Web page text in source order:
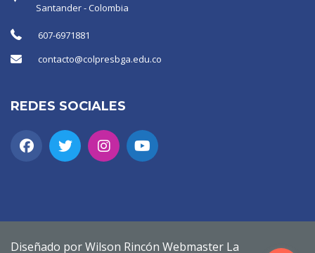
Santander - Colombia
607-6971881
contacto@colpresbga.edu.co
REDES SOCIALES
Diseñado por Wilson Rincón Webmaster La